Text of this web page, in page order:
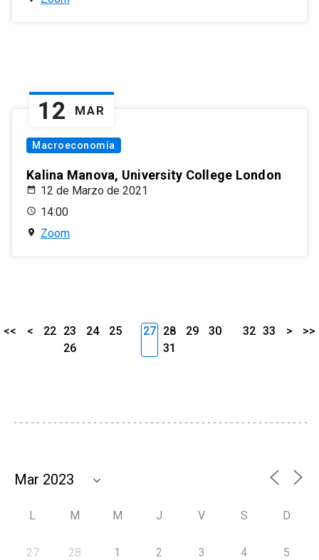
12 MAR
Macroeconomía
Kalina Manova, University College London
12 de Marzo de 2021
14:00
Zoom
<< < 22 23 24
25
26
27 28 29
30
31
32 33 > >>
L M M J V S D
27 28 1 2 3 4 5